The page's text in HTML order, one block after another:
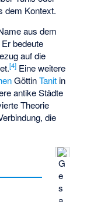
dem Kontext.
aus dem
bedeute
auf die
[4] Eine weitere
GöttinTanit in
antike Städte
Theorie
die
G
e
s